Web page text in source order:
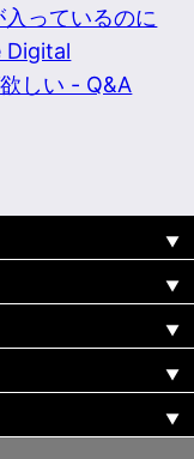
っているのに
Digital
しい - Q&A